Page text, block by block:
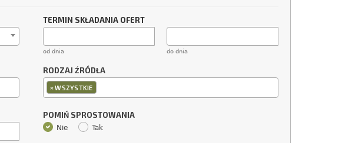
TERMIN SKŁADANIA OFERT
od dnia do dnia
RODZAJ ŹRÓDŁA
×WSZYSTKIE
POMIŃ SPROSTOWANIA
Nie Tak